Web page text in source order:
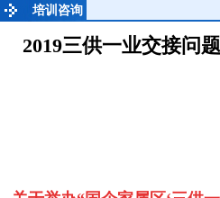
培训咨询
2019三供一业交接问